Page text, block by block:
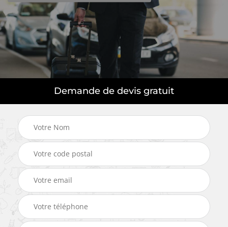
Demande de devis gratuit